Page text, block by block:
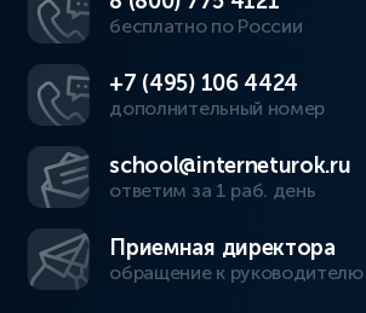
бесплатно по России
+7 (495) 106 4424
дополнительный номер
school@interneturok.ru
ответим за 1 раб. день
Приемная директора
обращение к руководителю